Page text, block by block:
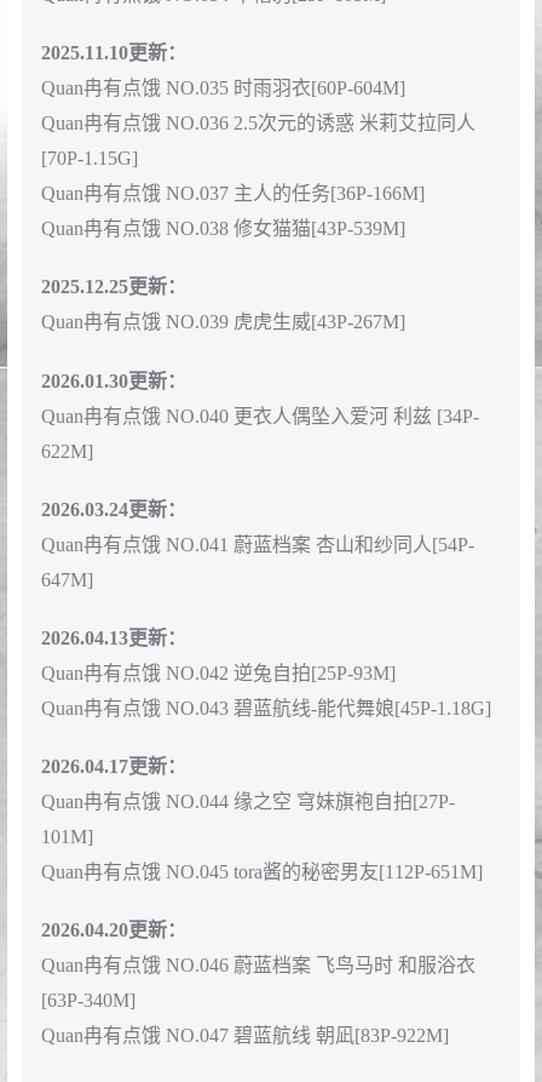
2025.11.10更新：
Quan冉有点饿 NO.035 时雨羽衣[60P-604M]
Quan冉有点饿 NO.036 2.5次元的诱惑 米莉艾拉同人
[70P-1.15G]
Quan冉有点饿 NO.037 主人的任务[36P-166M]
Quan冉有点饿 NO.038 修女猫猫[43P-539M]
2025.12.25更新：
Quan冉有点饿 NO.039 虎虎生威[43P-267M]
2026.01.30更新：
Quan冉有点饿 NO.040 更衣人偶坠入爱河 利兹 [34P-
622M]
2026.03.24更新：
Quan冉有点饿 NO.041 蔚蓝档案 杏山和纱同人[54P-
647M]
2026.04.13更新：
Quan冉有点饿 NO.042 逆兔自拍[25P-93M]
Quan冉有点饿 NO.043 碧蓝航线-能代舞娘[45P-1.18G]
2026.04.17更新：
Quan冉有点饿 NO.044 缘之空 穹妹旗袍自拍[27P-
101M]
Quan冉有点饿 NO.045 tora酱的秘密男友[112P-651M]
2026.04.20更新：
Quan冉有点饿 NO.046 蔚蓝档案 飞鸟马时 和服浴衣
[63P-340M]
Quan冉有点饿 NO.047 碧蓝航线 朝凪[83P-922M]